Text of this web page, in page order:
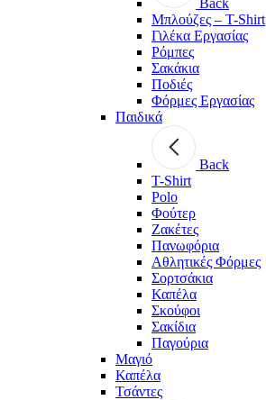
Μπλούζες – T-Shirt
Γιλέκα Εργασίας
Ρόμπες
Σακάκια
Ποδιές
Φόρμες Εργασίας
Παιδικά
Back
T-Shirt
Polo
Φούτερ
Ζακέτες
Πανωφόρια
Αθλητικές Φόρμες
Σορτσάκια
Καπέλα
Σκούφοι
Σακίδια
Παγούρια
Μαγιό
Καπέλα
Τσάντες